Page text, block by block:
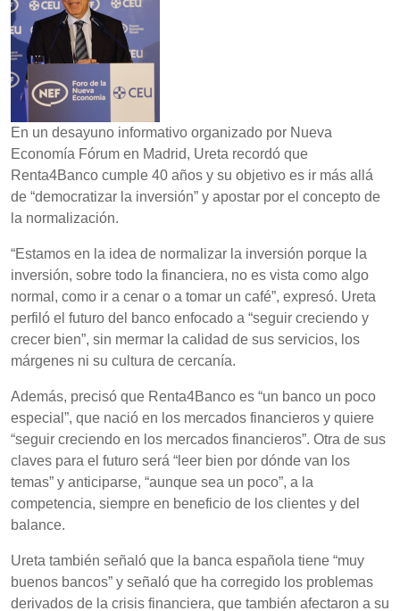
En un desayuno informativo organizado por Nueva
Economía Fórum en Madrid, Ureta recordó que
Renta4Banco cumple 40 años y su objetivo es ir más allá
de “democratizar la inversión” y apostar por el concepto de
la normalización.
“Estamos en la idea de normalizar la inversión porque la
inversión, sobre todo la financiera, no es vista como algo
normal, como ir a cenar o a tomar un café”, expresó. Ureta
perfiló el futuro del banco enfocado a “seguir creciendo y
crecer bien”, sin mermar la calidad de sus servicios, los
márgenes ni su cultura de cercanía.
Además, precisó que Renta4Banco es “un banco un poco
especial”, que nació en los mercados financieros y quiere
“seguir creciendo en los mercados financieros”. Otra de sus
claves para el futuro será “leer bien por dónde van los
temas” y anticiparse, “aunque sea un poco”, a la
competencia, siempre en beneficio de los clientes y del
balance.
Ureta también señaló que la banca española tiene “muy
buenos bancos” y señaló que ha corregido los problemas
derivados de la crisis financiera, que también afectaron a su